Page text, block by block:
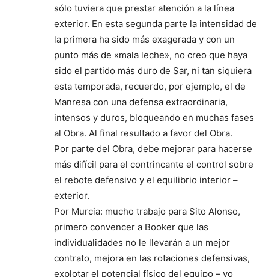
sólo tuviera que prestar atención a la línea
exterior. En esta segunda parte la intensidad de
la primera ha sido más exagerada y con un
punto más de «mala leche», no creo que haya
sido el partido más duro de Sar, ni tan siquiera
esta temporada, recuerdo, por ejemplo, el de
Manresa con una defensa extraordinaria,
intensos y duros, bloqueando en muchas fases
al Obra. Al final resultado a favor del Obra.
Por parte del Obra, debe mejorar para hacerse
más difícil para el contrincante el control sobre
el rebote defensivo y el equilibrio interior –
exterior.
Por Murcia: mucho trabajo para Sito Alonso,
primero convencer a Booker que las
individualidades no le llevarán a un mejor
contrato, mejora en las rotaciones defensivas,
explotar el potencial físico del equipo – yo